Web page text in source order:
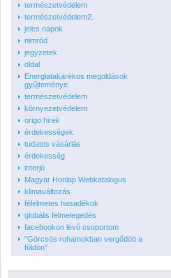
természetvédelem
természetvédelem2.
jeles napok
nimród
jegyzetek
oldal
Energiatakarékos megoldások
gyűjteménye.
természetvédelem
környezetvédelem
origo hirek
érdekességek
tudatos vásárlás
érdekesség
interjú
Magyar Honlap Webkatalogus
klimaváltozás
félelmetes hasadékok
globális felmelegedés
facebookon lévő csoportom
"Görcsös rohamokban vergődött a
földön"